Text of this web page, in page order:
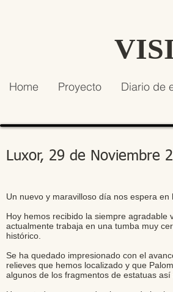
Home Proyecto Diario de
Luxor, 29 de Noviembre
Un nuevo y maravilloso día nos espera en
Hoy hemos recibido la siempre agradable
actualmente trabaja en una tumba muy
histórico.
Se ha quedado impresionado con el
relieves que hemos localizado y que
algunos de los fragmentos de estatuas